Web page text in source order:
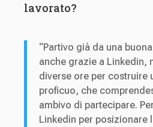
lavorato?
“Partivo già da una
anche grazie a Linkedin,
diverse ore per costruire
proficuo, che
ambivo di partecipare.
Linkedin per posizionare